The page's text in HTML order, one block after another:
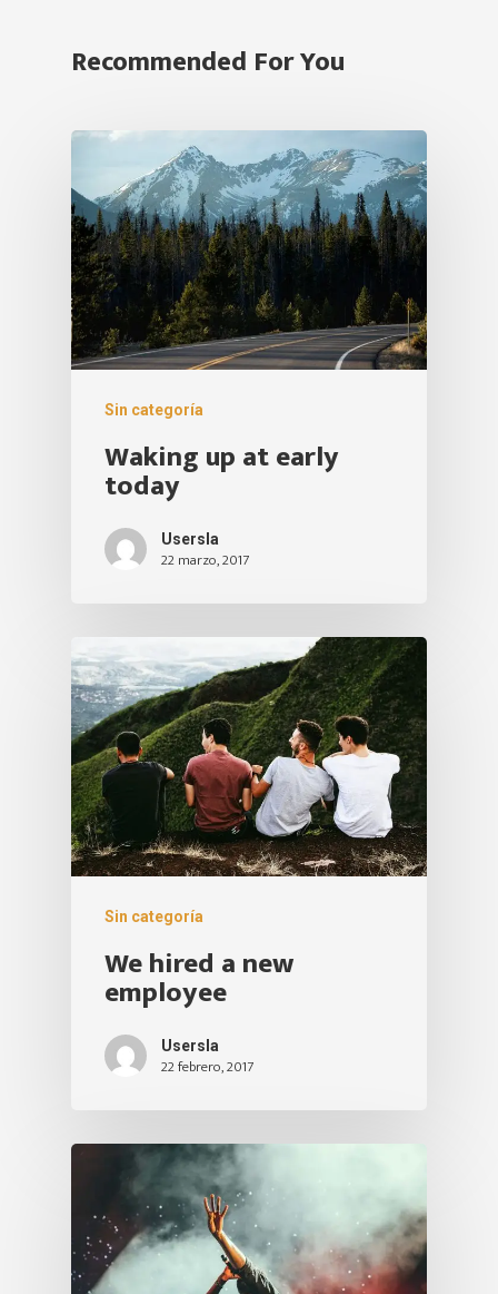
Recommended For You
Sin categoría
Waking up at early
today
Usersla
22 marzo, 2017
Sin categoría
We hired a new
employee
Usersla
22 febrero, 2017